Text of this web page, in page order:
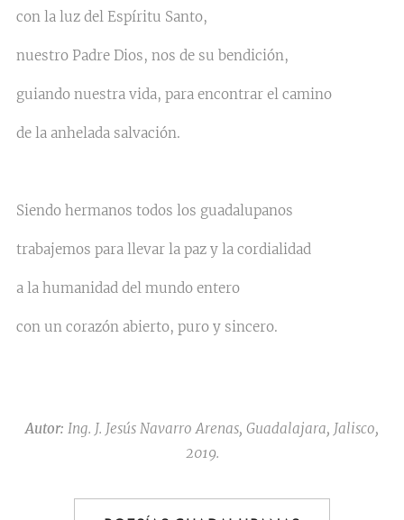
con la luz del Espíritu Santo,
nuestro Padre Dios, nos de su bendición,
guiando nuestra vida, para encontrar el camino
de la anhelada salvación.
Siendo hermanos todos los guadalupanos
trabajemos para llevar la paz y la cordialidad
a la humanidad del mundo entero
con un corazón abierto, puro y sincero.
Autor: Ing. J. Jesús Navarro Arenas, Guadalajara, Jalisco,
2019.